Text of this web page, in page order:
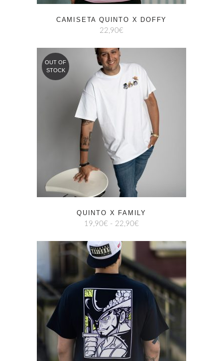
CAMISETA QUINTO X DOFFY
22,90€
OUT OF
STOCK
QUINTO X FAMILY
19,90€ - 22,90€
PRECIOS:
DESDE
HASTA
22,90€